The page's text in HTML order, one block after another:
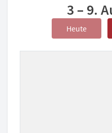
3 – 9.
Heute